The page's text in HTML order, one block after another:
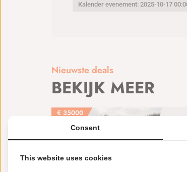
Kalender evenement: 2025-10-17
Nieuwste deals
BEKIJK MEER
€ 35000
Consent
This website uses cookies